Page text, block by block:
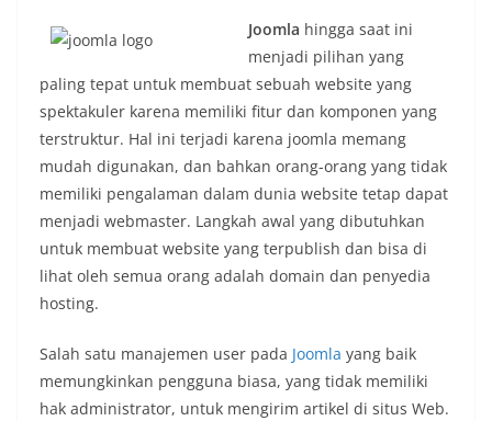
Joomla hingga saat ini
menjadi pilihan yang
paling tepat untuk membuat sebuah website yang
spektakuler karena memiliki fitur dan komponen yang
terstruktur. Hal ini terjadi karena joomla memang
mudah digunakan, dan bahkan orang-orang yang tidak
memiliki pengalaman dalam dunia website tetap dapat
menjadi webmaster. Langkah awal yang dibutuhkan
untuk membuat website yang terpublish dan bisa di
lihat oleh semua orang adalah domain dan penyedia
hosting.
Salah satu manajemen user pada Joomla yang baik
memungkinkan pengguna biasa, yang tidak memiliki
hak administrator, untuk mengirim artikel di situs Web.